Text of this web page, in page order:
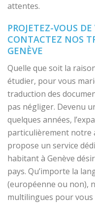
attentes.
PROJETEZ-VOUS
CONTACTEZ NOS
GENÈVE
Quelle que soit la
étudier, pour vous
traduction des
pas négliger. Devenu
quelques années,
particulièrement notre
propose un service
habitant à Genève
pays. Qu’importe la
(européenne ou non),
multilingues pour